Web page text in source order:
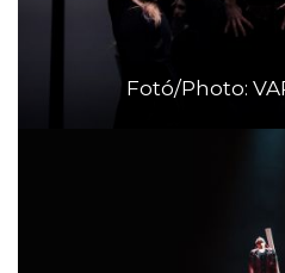
Fotó/Photo: